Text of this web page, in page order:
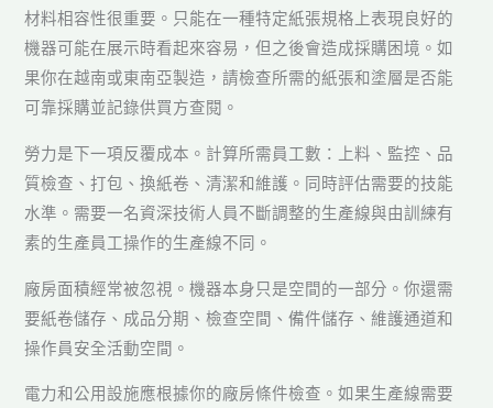
材料相容性很重要。只能在一種特定紙張規格上表現良好的
機器可能在展示時看起來容易，但之後會造成採購困境。如
果你在越南或東南亞製造，請檢查所需的紙張和塗層是否能
可靠採購並記錄供買方查閱。
勞力是下一項反覆成本。計算所需員工數：上料、監控、品
質檢查、打包、換紙卷、清潔和維護。同時評估需要的技能
水準。需要一名資深技術人員不斷調整的生產線與由訓練有
素的生產員工操作的生產線不同。
廠房面積經常被忽視。機器本身只是空間的一部分。你還需
要紙卷儲存、成品分期、檢查空間、備件儲存、維護通道和
操作員安全活動空間。
電力和公用設施應根據你的廠房條件檢查。如果生產線需要